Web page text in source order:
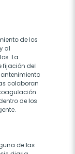
de los
al
La
fijación del
colaboran
de los
de las